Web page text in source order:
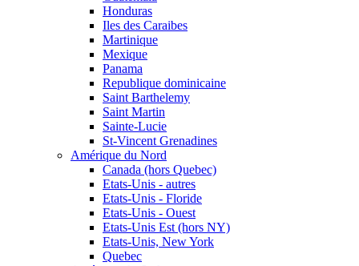
Honduras
Iles des Caraibes
Martinique
Mexique
Panama
Republique dominicaine
Saint Barthelemy
Saint Martin
Sainte-Lucie
St-Vincent Grenadines
Amérique du Nord
Canada (hors Quebec)
Etats-Unis - autres
Etats-Unis - Floride
Etats-Unis - Ouest
Etats-Unis Est (hors NY)
Etats-Unis, New York
Quebec